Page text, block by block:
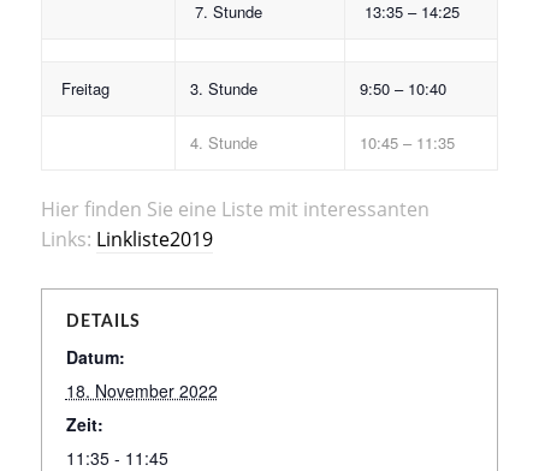
7. Stunde 13:35 – 14:25
Freitag 3. Stunde 9:50 – 10:40
4. Stunde 10:45 – 11:35
Hier finden Sie eine Liste mit interessanten
Links: Linkliste2019
DETAILS
Datum:
18. November 2022
Zeit:
11:35 - 11:45